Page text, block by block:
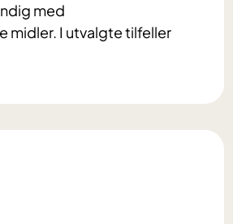
med
midler. I utvalgte tilfeller